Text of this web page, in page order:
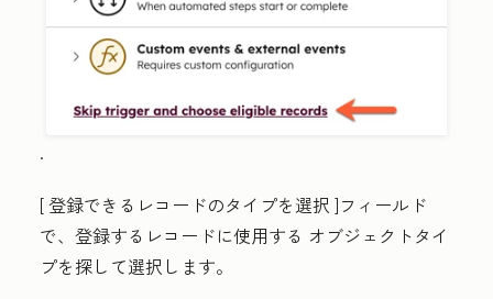
.
[登録できるレコードのタイプを選択 ]フィールド
で、登録するレコードに使用する オブジェクトタイ
プを探して選択します。